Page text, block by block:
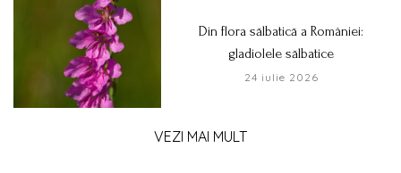
Din flora sălbatică a României:
gladiolele sălbatice
24 iulie 2026
VEZI MAI MULT